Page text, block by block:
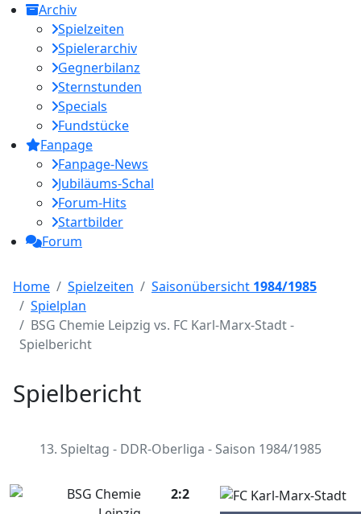
Archiv
Spielzeiten
Spielerarchiv
Gegnerbilanz
Sternstunden
Specials
Fundstücke
Fanpage
Fanpage-News
Jubiläums-Schal
Forum-Hits
Startbilder
Forum
Home Spielzeiten Saisonübersicht 1984/1985
Spielplan
BSG Chemie Leipzig vs. FC Karl-Marx-Stadt -
Spielbericht
Spielbericht
13. Spieltag - DDR-Oberliga - Saison 1984/1985
2:2